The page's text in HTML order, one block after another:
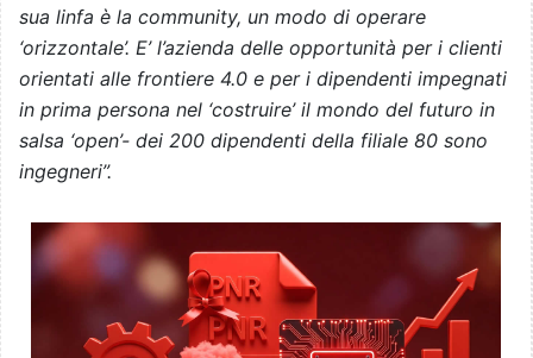
sua linfa è la community, un modo di operare
‘orizzontale’. E’ l’azienda delle opportunità per i clienti
orientati alle frontiere 4.0 e per i dipendenti impegnati
in prima persona nel ‘costruire’ il mondo del futuro in
salsa ‘open’- dei 200 dipendenti della filiale 80 sono
ingegneri”.